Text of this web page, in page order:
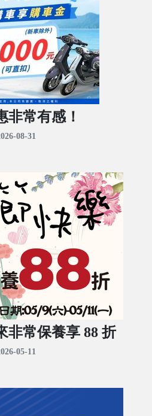
非常有感！
08-31
非常保養享 88 折
05-11